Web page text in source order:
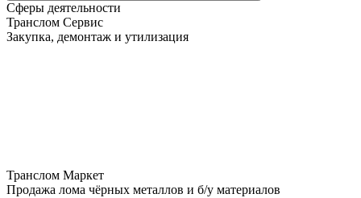
Сферы деятельности
Транслом Сервис
Закупка, демонтаж и утилизация
Транслом Маркет
Продажа лома чёрных металлов и б/у материалов